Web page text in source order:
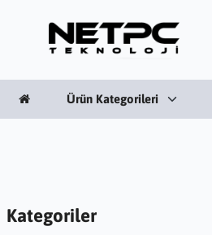
Ürün Kategorileri
Kategoriler